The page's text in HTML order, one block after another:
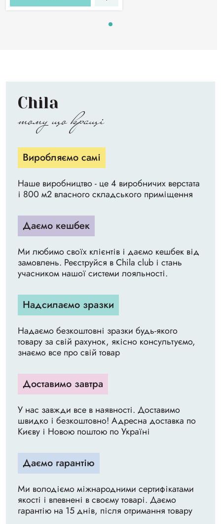
Chila
тому що кращі
Виробляємо самі
Наше виробництво - це 4 виробничих верстата
і 800 м2 власного складського приміщення
Даємо кешбек
Ми любимо своїх клієнтів і даємо кешбек від
замовлень. Реєструйся в Chila club і стань
учасником нашої системи лояльності.
Надсилаємо зразки
Надаємо безкоштовні зразки будь-якого
товару за свій рахунок, якісно консультуємо,
знаємо все про свій товар
Доставимо завтра
У нас завжди все в наявності. Доставимо
швидко і безкоштовно! Адресна доставка по
Києву і Новою поштою по Україні
Даємо гарантію
Ми володіємо міжнародними сертифікатами
якості і впевнені в своєму товарі. Даємо
гарантію на 15 днів, після отримання товару